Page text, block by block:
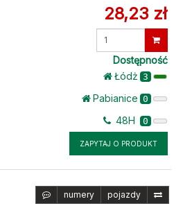
28,23 zł
Wprowadź
Dostępność
Łódż 3
Pabianice 0
48H 0
ZAPYTAJ O PRODUKT
numery pojazdy